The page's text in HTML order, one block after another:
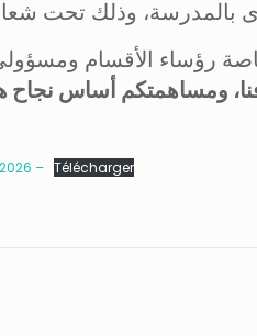
رؤساء الأقسام
ومساهمتكم أساس نجاح
– Télécharger